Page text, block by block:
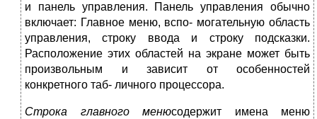
и панель управления. Панель управления обычно
включает: Главное меню, вспо- могательную область
управления, строку ввода и строку подсказки.
Расположение этих областей на экране может быть
произвольным и зависит от особенностей
конкретного таб- личного процессора.
Строка главного менюсодержит имена меню